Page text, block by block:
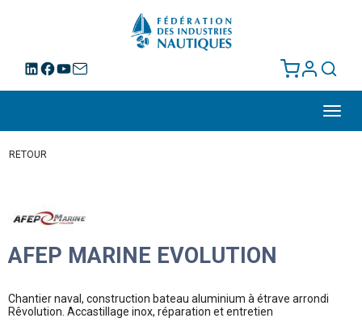
RETOUR
AFEP MARINE EVOLUTION
Chantier naval, construction bateau aluminium à étrave arrondi
Rêvolution. Accastillage inox, réparation et entretien